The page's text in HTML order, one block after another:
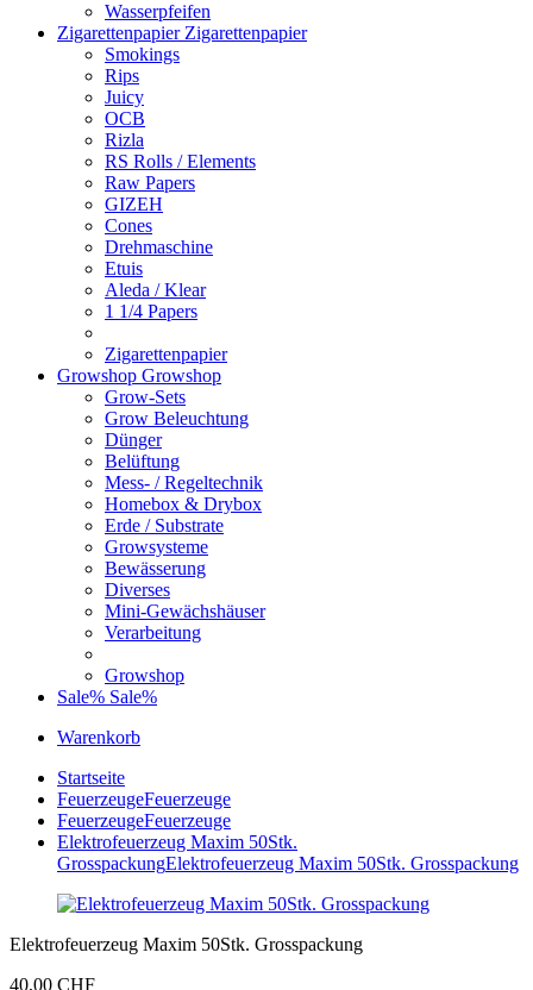
Wasserpfeifen
Zigarettenpapier Zigarettenpapier
Smokings
Rips
Juicy
OCB
Rizla
RS Rolls / Elements
Raw Papers
GIZEH
Cones
Drehmaschine
Etuis
Aleda / Klear
1 1/4 Papers
Zigarettenpapier
Growshop Growshop
Grow-Sets
Grow Beleuchtung
Dünger
Belüftung
Mess- / Regeltechnik
Homebox & Drybox
Erde / Substrate
Growsysteme
Bewässerung
Diverses
Mini-Gewächshäuser
Verarbeitung
Growshop
Sale% Sale%
Warenkorb
Startseite
FeuerzeugeFeuerzeuge
FeuerzeugeFeuerzeuge
Elektrofeuerzeug Maxim 50Stk.
GrosspackungElektrofeuerzeug Maxim 50Stk. Grosspackung
Elektrofeuerzeug Maxim 50Stk. Grosspackung
40,00 CHF